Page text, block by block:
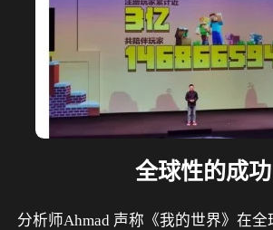
全球性的成功
分析师Ahmad 声称《我的世界》在全